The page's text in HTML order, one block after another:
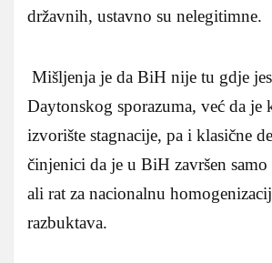
državnih, ustavno su nelegitimne.
Mišljenja je da BiH nije tu gdje
Daytonskog sporazuma, već da je
izvorište stagnacije, pa i klasične
činjenici da je u BiH završen
ali rat za nacionalnu
razbuktava.